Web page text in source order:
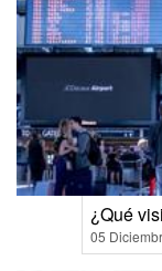
¿Qué
05